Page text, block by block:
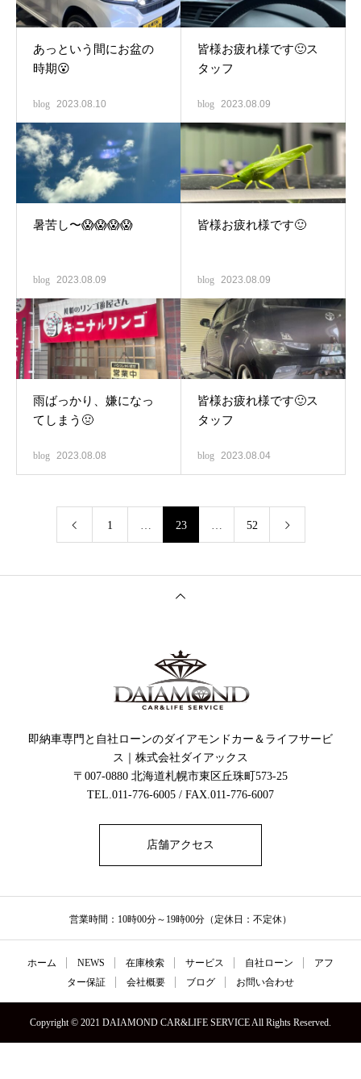
あっという間にお盆の
時期😮
blog 2023.08.10
皆様お疲れ様です🙂ス
タッフ
blog 2023.08.09
暑苦し〜😱😱😱😱
blog 2023.08.09
皆様お疲れ様です🙂
blog 2023.08.09
雨ばっかり、嫌になっ
てしまう🤢
blog 2023.08.08
皆様お疲れ様です🙂ス
タッフ
blog 2023.08.04
1 … 23 … 52
即納車専門と自社ローンのダイアモンドカー＆ライフサービ
ス｜株式会社ダイアックス
〒007-0880 北海道札幌市東区丘珠町573-25
TEL.011-776-6005 / FAX.011-776-6007
店舗アクセス
営業時間：10時00分～19時00分（定休日：不定休）
ホーム NEWS 在庫検索 サービス 自社ローン
アフ
ター保証
会社概要 ブログ お問い合わせ
Copyright © 2021 DAIAMOND CAR&LIFE SERVICE All Rights Reserved.